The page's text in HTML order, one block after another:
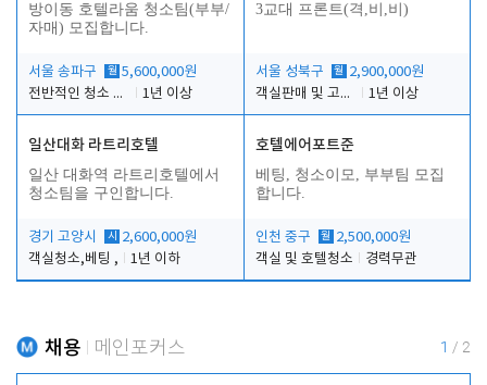
방이동 호텔라움 청소팀(부부/
자매) 모집합니다.
서울 송파구 월 5,600,000원
전반적인 청소 업무(객실청소.객실정리)
1년 이상
3교대 프론트(격,비,비)
서울 성북구 월 2,900,000원
객실판매 및 고객응대
1년 이상
일산대화 라트리호텔
일산 대화역 라트리호텔에서
청소팀을 구인합니다.
경기 고양시 시
2,600,000원
객실청소,베팅 ,
1년 이하
호텔에어포트준
베팅, 청소이모, 부부팀 모집
합니다.
인천 중구 월 2,500,000원
객실 및 호텔청소
경력무관
채용 메인포커스 1 / 2